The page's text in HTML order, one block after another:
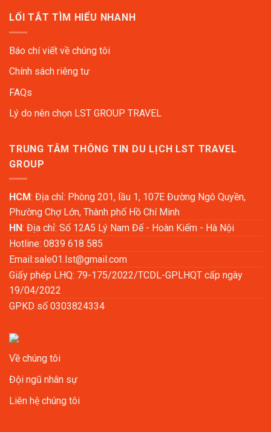
LỐI TẮT TÌM HIỂU NHANH
Báo chí viết về chúng tôi
Chính sách riêng tư
FAQs
Lý do nên chọn LST GROUP TRAVEL
TRUNG TÂM THÔNG TIN DU LỊCH LST TRAVEL
GROUP
HCM: Địa chỉ: Phòng 201, lầu 1, 107E Đường Ngô Quyền,
Phường Chợ Lớn, Thành phố Hồ Chí Minh
HN: Địa chỉ: Số 12A5 Lý Nam Đế - Hoàn Kiếm - Hà Nội
Hotline: 0839 618 585
Email:sale01.lst@gmail.com
Giấy phép LHQ: 79-175/2022/TCDL-GPLHQT cấp ngày
19/04/2022
GPKD số 0303824334
Về chúng tôi
Đội ngũ nhân sự
Liên hệ chúng tôi